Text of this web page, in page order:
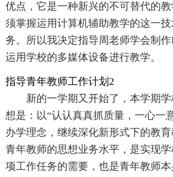
优点，它是一种新兴的不可替代的
须掌握运用计算机辅助教学的这一
务。所以我决定指导周老师学会制
运用学校的多媒体设备进行教学。
指导青年教师工作计划2
新的一学期又开始了，本学期
想是：以“认认真真抓质量，一心一
办学理念，继续深化新形式下的教
青年教师的思想业务水平，是实现
项工作任务的需要，也是青年教师本